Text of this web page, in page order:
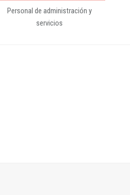
Personal de administración y
servicios